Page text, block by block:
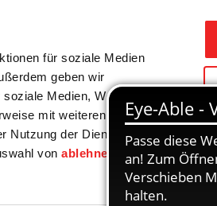
für soziale Medien
geben wir
Medien, Werbung
mit weiteren Daten
Nutzung der Dienste
vonablehnen
gesetzt.
Touristik / Freizeit Gemeinde /